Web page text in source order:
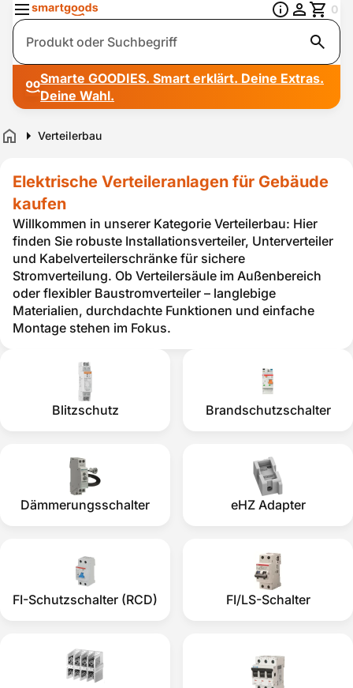
Suche
0
Smarte GOODIES. Smart erklärt. Deine Extras.
Deine Wahl.
Home Verteilerbau
Elektrische Verteileranlagen für Gebäude
kaufen
Willkommen in unserer Kategorie Verteilerbau: Hier
finden Sie robuste Installationsverteiler, Unterverteiler
und Kabelverteilerschränke für sichere
Stromverteilung. Ob Verteilersäule im Außenbereich
oder flexibler Baustromverteiler – langlebige
Materialien, durchdachte Funktionen und einfache
Montage stehen im Fokus.
Blitzschutz Brandschutzschalter
Dämmerungsschalter eHZ Adapter
FI-Schutzschalter (RCD) FI/LS-Schalter